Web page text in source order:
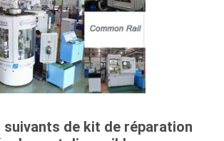
suivants de kit de réparation